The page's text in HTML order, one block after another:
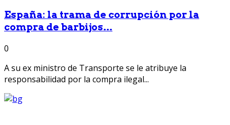
España: la trama de corrupción por la
compra de barbijos...
0
A su ex ministro de Transporte se le atribuye la
responsabilidad por la compra ilegal...